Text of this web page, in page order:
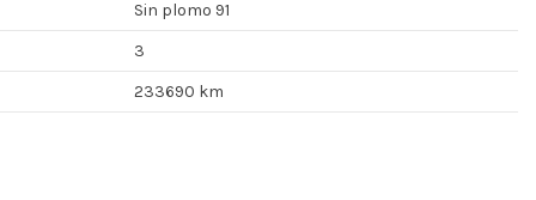
Sin plomo 91
3
233690 km